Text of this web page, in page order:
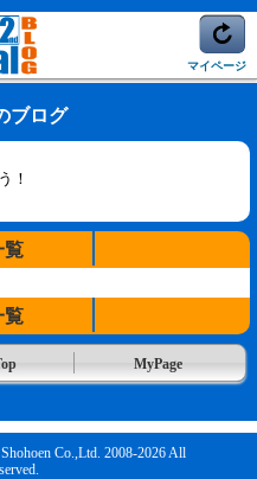
マイページ
ブログ
！
覧
覧
MyPage
Co.,Ltd. 2008-2026 All